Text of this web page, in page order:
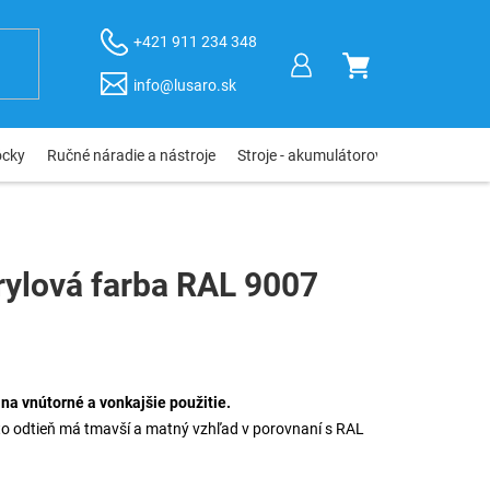
+421 911 234 348
info@lusaro.sk
NÁKUPNÝ
Ručné náradie a nástroje Stroje - akumulátorové, elektro,
vnútorné a vonkajšie použitie.
odtieň má tmavší a matný vzhľad v porovnaní s RAL
farba RAL 9007